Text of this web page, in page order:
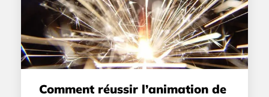
Comment réussir l’animation de